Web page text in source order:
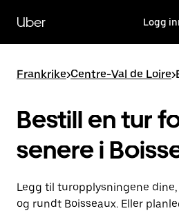
hovedinnholdet
Uber Logg
Frankrike>Centre-Val de Loire>
Bestill en tur
senere i
Legg til turopplysningene
og rundt Boisseaux. Eller